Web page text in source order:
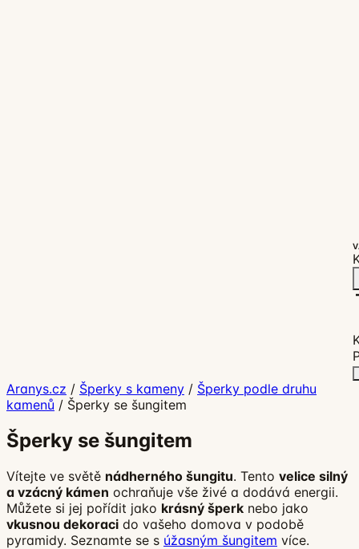
Aranys.cz / Šperky s kameny / Šperky podle druhu
kamenů / Šperky se šungitem
Šperky se šungitem
Vítejte ve světě nádherného šungitu. Tento velice silný
a vzácný kámen ochraňuje vše živé a dodává energii.
Můžete si jej pořídit jako krásný šperk nebo jako
vkusnou dekoraci do vašeho domova v podobě
pyramidy. Seznamte se s úžasným šungitem více.